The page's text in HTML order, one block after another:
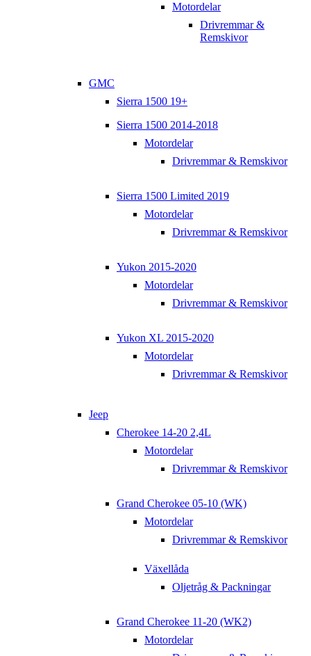
Motordelar
Drivremmar &
Remskivor
GMC
Sierra 1500 19+
Sierra 1500 2014-2018
Motordelar
Drivremmar & Remskivor
Sierra 1500 Limited 2019
Motordelar
Drivremmar & Remskivor
Yukon 2015-2020
Motordelar
Drivremmar & Remskivor
Yukon XL 2015-2020
Motordelar
Drivremmar & Remskivor
Jeep
Cherokee 14-20 2,4L
Motordelar
Drivremmar & Remskivor
Grand Cherokee 05-10 (WK)
Motordelar
Drivremmar & Remskivor
Växellåda
Oljetråg & Packningar
Grand Cherokee 11-20 (WK2)
Motordelar